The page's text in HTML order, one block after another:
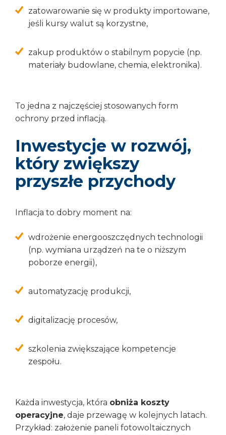
zatowarowanie się w produkty importowane,
jeśli kursy walut są korzystne,
zakup produktów o stabilnym popycie (np.
materiały budowlane, chemia, elektronika).
To jedna z najczęściej stosowanych form
ochrony przed inflacją.
Inwestycje w rozwój,
który zwiększy
przyszłe przychody
Inflacja to dobry moment na:
wdrożenie energooszczędnych technologii
(np. wymiana urządzeń na te o niższym
poborze energii),
automatyzację produkcji,
digitalizację procesów,
szkolenia zwiększające kompetencje
zespołu.
Każda inwestycja, która obniża koszty
operacyjne, daje przewagę w kolejnych latach.
Przykład: założenie paneli fotowoltaicznych